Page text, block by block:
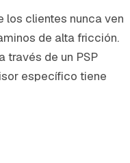
los clientes nunca ven
de alta fricción.
través de un PSP
específico tiene